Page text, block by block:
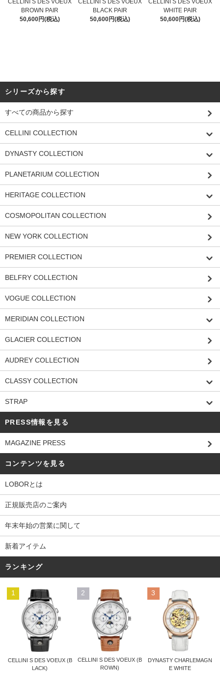
CELLINI S DES VOEUX
BROWN PAIR
50,600円(税込)
CELLINI S DES VOEUX
BLACK PAIR
50,600円(税込)
CELLINI S DES VOEUX
WHITE PAIR
50,600円(税込)
シリーズから探す
すべての商品から探す
CELLINI COLLECTION
DYNASTY COLLECTION
PLANETARIUM COLLECTION
HERITAGE COLLECTION
COSMOPOLITAN COLLECTION
NEW YORK COLLECTION
PREMIER COLLECTION
BELFRY COLLECTION
VOGUE COLLECTION
MERIDIAN COLLECTION
GLACIER COLLECTION
AUDREY COLLECTION
CLASSY COLLECTION
STRAP
PRESS情報を見る
MAGAZINE PRESS
コンテンツを見る
LOBORとは
正規販売店のご案内
年末年始の営業に関して
新着アイテム
ランキング
1
CELLINI S DES VOEUX (B
LACK)
2
CELLINI S DES VOEUX (B
ROWN)
3
DYNASTY CHARLEMAGN
E WHITE